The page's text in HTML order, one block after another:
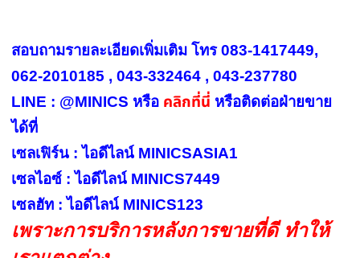
สอบถามรายละเอียดเพิ่มเติม โทร 083-1417449,
062-2010185 , 043-332464 , 043-237780
LINE : @MINICS หรือ คลิกที่นี่ หรือติดต่อฝ่ายขาย
ได้ที่
เซลเฟิร์น : ไอดีไลน์ MINICSASIA1
เซลไอซ์ : ไอดีไลน์ MINICS7449
เซลฮัท : ไอดีไลน์ MINICS123
เพราะการบริการหลังการขายที่ดี ทำให้